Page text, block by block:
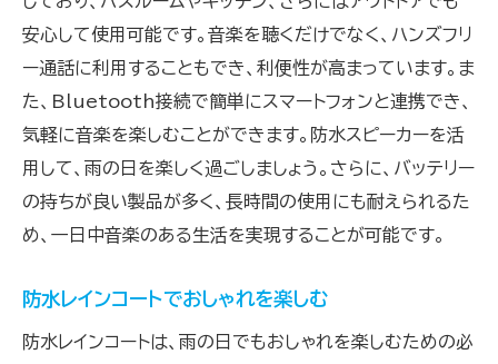
安心して使用可能です。音楽を聴くだけでなく、ハンズフリ
ー通話に利用することもでき、利便性が高まっています。ま
た、Bluetooth接続で簡単にスマートフォンと連携でき、
気軽に音楽を楽しむことができます。防水スピーカーを活
用して、雨の日を楽しく過ごしましょう。さらに、バッテリー
の持ちが良い製品が多く、長時間の使用にも耐えられるた
め、一日中音楽のある生活を実現することが可能です。
防水レインコートでおしゃれを楽しむ
防水レインコートは、雨の日でもおしゃれを楽しむための必